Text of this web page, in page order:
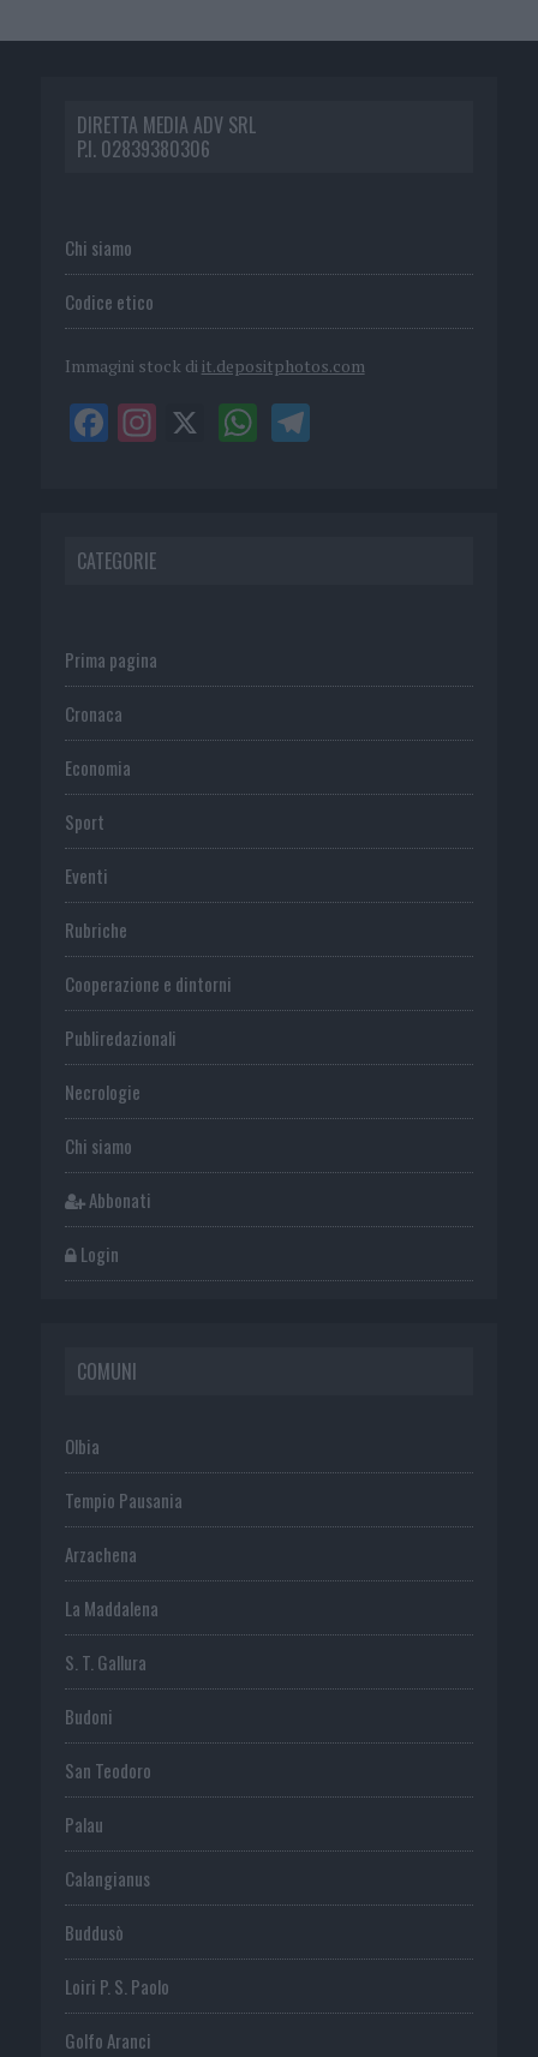
DIRETTA MEDIA ADV SRL
P.I. 02839380306
Chi siamo
Codice etico
Immagini stock di it.depositphotos.com
CATEGORIE
Prima pagina
Cronaca
Economia
Sport
Eventi
Rubriche
Cooperazione e dintorni
Publiredazionali
Necrologie
Chi siamo
Abbonati
Login
COMUNI
Olbia
Tempio Pausania
Arzachena
La Maddalena
S. T. Gallura
Budoni
San Teodoro
Palau
Calangianus
Buddusò
Loiri P. S. Paolo
Golfo Aranci